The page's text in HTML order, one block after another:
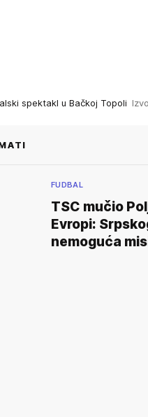
spektakl u Bačkoj Topoli
FUDBAL
TSC mučio
Evropi:
nemoguća